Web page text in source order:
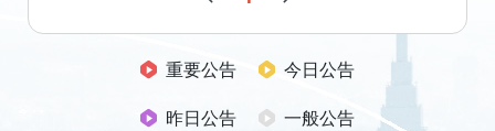
重要公告
今日公告
昨日公告
一般公告